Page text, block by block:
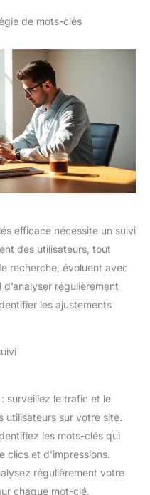
de mots-clés
efficace nécessite un suivi
des utilisateurs, tout
recherche, évoluent avec
régulièrement
les ajustements
: surveillez le trafic et le
utilisateurs sur votre site.
les mots-clés qui
clics et d’impressions.
régulièrement votre
chaque mot-clé.